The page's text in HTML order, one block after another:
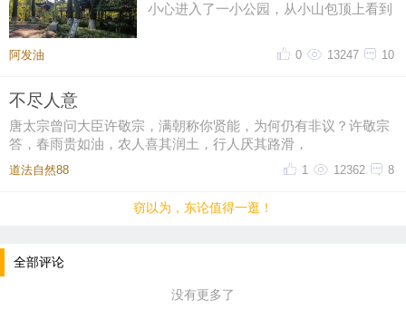
小心进入了一小公园，从小山包顶上看到
阿发油 10
13247
0
不尽人意
唐太宗曾问大臣许敬宗，满朝称你贤能，为何仍有非议？许敬宗
答，春雨贵如油，农人喜其润土，行人厌其路滑，
道法自然88 8
12362
1
窃以为，东论值得一逛！
全部评论
没有更多了